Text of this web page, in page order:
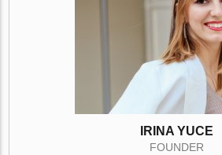
IRINA YUCE
FOUNDER